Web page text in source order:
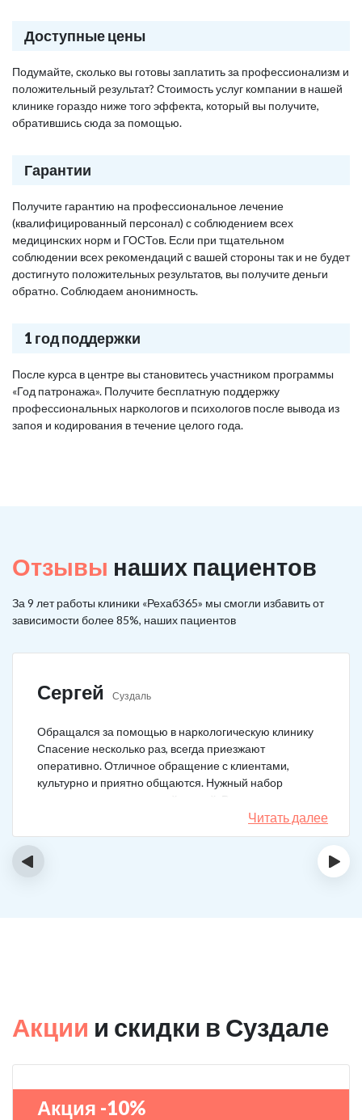
Доступные цены
Подумайте, сколько вы готовы заплатить за профессионализм и
положительный результат? Стоимость услуг компании в нашей
клинике гораздо ниже того эффекта, который вы получите,
обратившись сюда за помощью.
Гарантии
Получите гарантию на профессиональное лечение
(квалифицированный персонал) с соблюдением всех
медицинских норм и ГОСТов. Если при тщательном
соблюдении всех рекомендаций с вашей стороны так и не будет
достигнуто положительных результатов, вы получите деньги
обратно. Соблюдаем анонимность.
1 год поддержки
После курса в центре вы становитесь участником программы
«Год патронажа». Получите бесплатную поддержку
профессиональных наркологов и психологов после вывода из
запоя и кодирования в течение целого года.
Отзывы наших пациентов
За 9 лет работы клиники «Рехаб365» мы смогли избавить от
зависимости более 85%, наших пациентов
Сергей Суздаль
Обращался за помощью в наркологическую клинику
Спасение несколько раз, всегда приезжают
оперативно. Отличное обращение с клиентами,
культурно и приятно общаются. Нужный набор
медикаментов под каждый случай. Разное состояние,
Читать далее
‹ ›
Акции и скидки в Суздале
Акция -10%